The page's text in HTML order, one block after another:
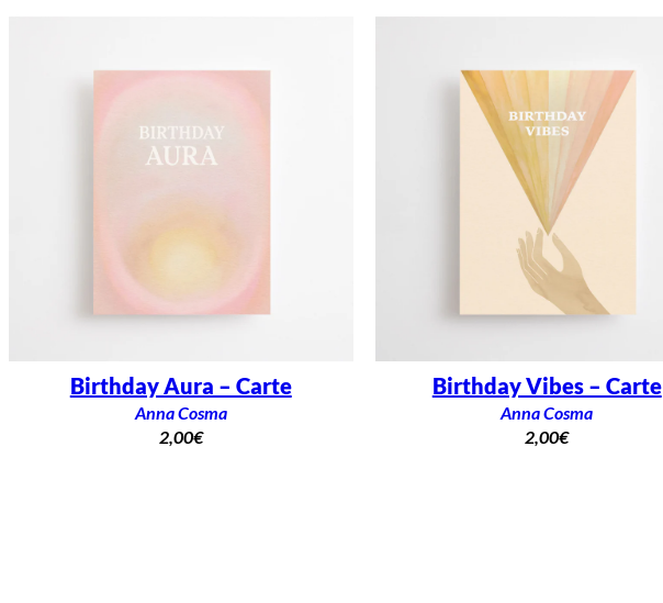
Birthday Aura – Carte
Anna Cosma
2,00€
Birthday Vibes – Carte
Anna Cosma
2,00€